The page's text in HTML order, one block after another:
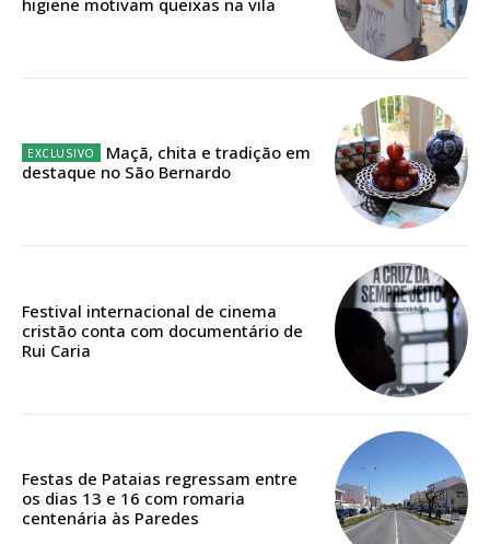
Edição em papel entregue à Quinta-feira em sua
casa
Acesso aos conteúdos Exclusivos para
Escolha o plano
DIGITAL ANUAL
Maçã, chita e tradição em
destaque no São Bernardo
Festival internacional de cinema
cristão conta com documentário de
Rui Caria
Festas de Pataias regressam entre
os dias 13 e 16 com romaria
centenária às Paredes